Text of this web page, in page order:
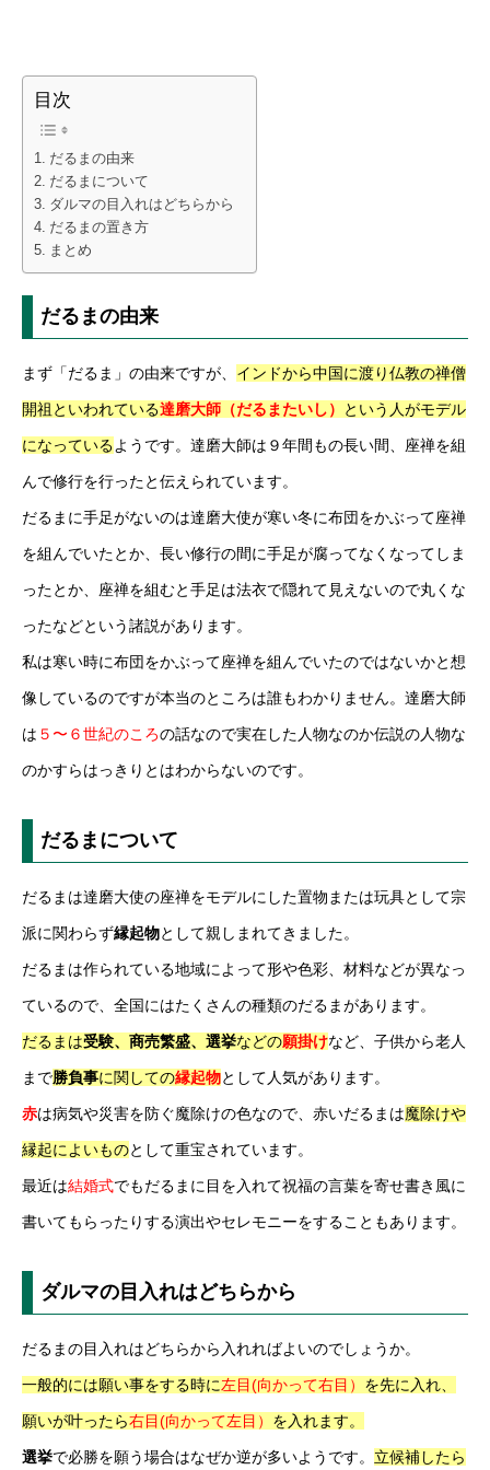
目次
だるまの由来
だるまについて
ダルマの目入れはどちらから
だるまの置き方
まとめ
だるまの由来
まず「だるま」の由来ですが、 インドから中国に渡り仏教の禅僧
開祖といわれている達磨大師（だるまたいし） という人がモデル
になっているようです。達磨大師は９年間もの長い間、座禅を組
んで修行を行ったと伝えられています。
だるまに手足がないのは達磨大使が寒い冬に布団をかぶって座禅
を組んでいたとか、長い修行の間に手足が腐ってなくなってしま
ったとか、座禅を組むと手足は法衣で隠れて見えないので丸くな
ったなどという諸説があります。
私は寒い時に布団をかぶって座禅を組んでいたのではないかと想
像しているのですが本当のところは誰もわかりません。達磨大師
は ５〜６世紀のころの話なので実在した人物なのか伝説の人物な
のかすらはっきりとはわからないのです。
だるまについて
だるまは達磨大使の座禅をモデルにした置物または玩具として宗
派に関わらず縁起物として親しまれてきました。
だるまは作られている地域によって形や色彩、材料などが異なっ
ているので、全国にはたくさんの種類のだるまがあります。
だるまは受験、商売繁盛、選挙などの願掛けなど、子供から老人
まで勝負事に関しての縁起物として人気があります。
赤は病気や災害を防ぐ魔除けの色なので、赤いだるまは魔除けや
縁起によいものとして重宝されています。
最近は結婚式でもだるまに目を入れて祝福の言葉を寄せ書き風に
書いてもらったりする演出やセレモニーをすることもあります。
ダルマの目入れはどちらから
だるまの目入れはどちらから入れればよいのでしょうか。
一般的には願い事をする時に左目(向かって右目） を先に入れ、
願いが叶ったら右目(向かって左目） を入れます。
選挙で必勝を願う場合はなぜか逆が多いようです。 立候補したら